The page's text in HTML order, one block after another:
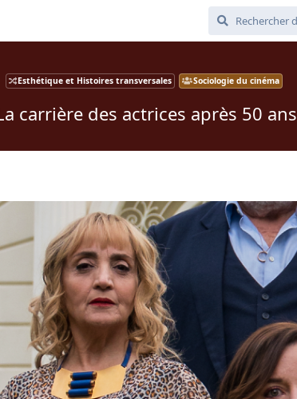
Esthétique et Histoires transversales Sociologie du cinéma
carrière des actrices après 50 ans